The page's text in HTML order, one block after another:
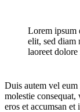
Lorem ipsum
elit, sed diam
laoreet
Duis autem vel
molestie
eros et accumsan